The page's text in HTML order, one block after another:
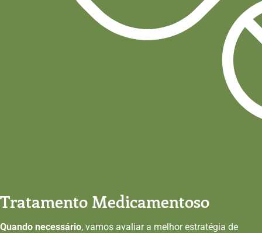
Tratamento Medicamentoso
Quando necessário, vamos avaliar a melhor estratégia de